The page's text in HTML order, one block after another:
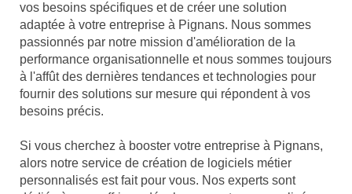
vos besoins spécifiques et de créer une solution
adaptée à votre entreprise à Pignans. Nous sommes
passionnés par notre mission d'amélioration de la
performance organisationnelle et nous sommes toujours
à l'affût des dernières tendances et technologies pour
fournir des solutions sur mesure qui répondent à vos
besoins précis.
Si vous cherchez à booster votre entreprise à Pignans,
alors notre service de création de logiciels métier
personnalisés est fait pour vous. Nos experts sont